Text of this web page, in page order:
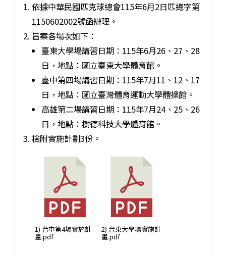
依據中華民國匹克球總會115年6月2日匹總字第
1150602002號函辦理。
旨案各場次如下：
臺東大學場講習日期：115年6月26、27、28
日，地點：國立臺東大學體育館。
臺中第四場講習日期：115年7月11、12、17
日，地點：國立臺灣體育運動大學體操館。
高雄第二場講習日期：115年7月24、25、26
日，地點：樹德科技大學體育館。
檢附實施計劃3份。
1) 台中第4場實施計
畫.pdf
2) 台東大學場實施計
畫.pdf